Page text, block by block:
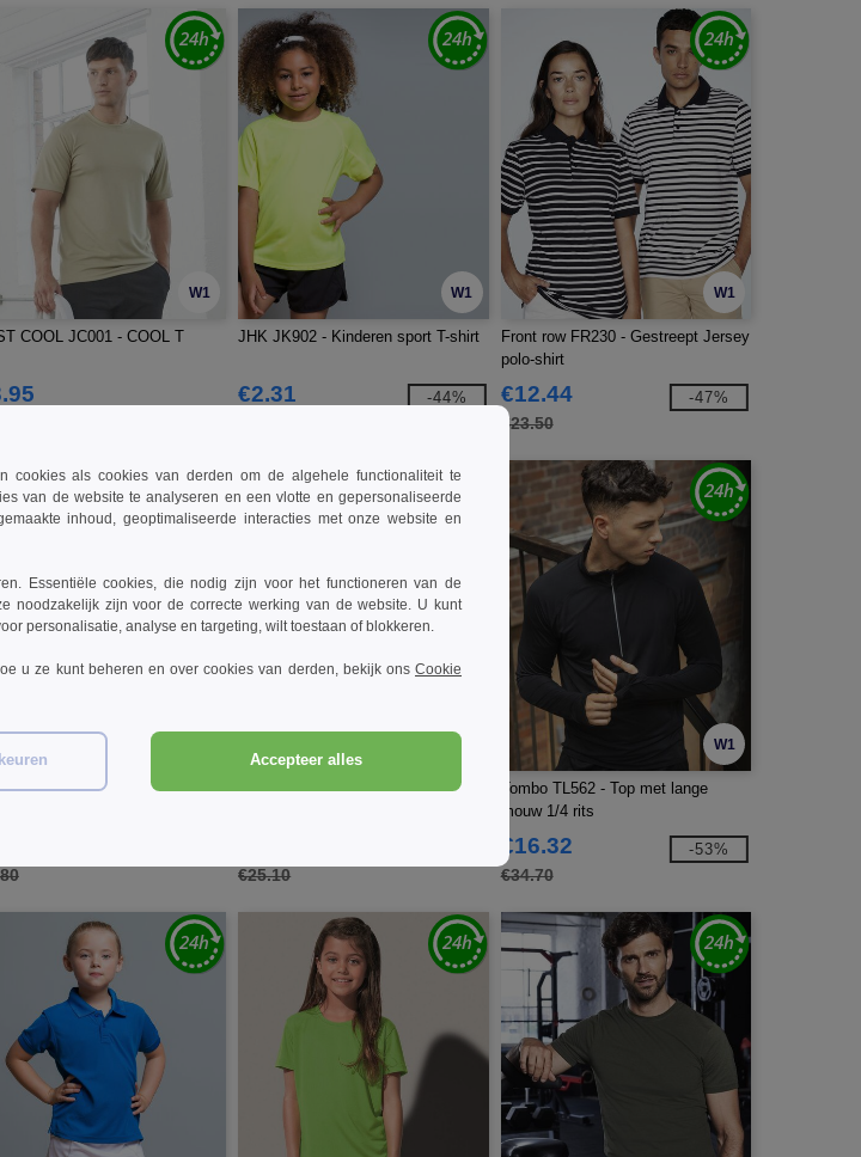
W1
COOL JC001 - COOL T
W1
JHK JK902 - Kinderen sport T-shirt
€2.31 -44%
W1
Front row FR230 - Gestreept Jersey
polo-shirt
€12.44
€23.50
-47%
JK921 - Sportpolo dames
Finden & Hales LV370 -
€25.10
W1
Tombo TL562 - Top met lange
mouw 1/4 rits
€16.32
€34.70
-53%
cookies als cookies van derden om de algehele functionaliteit te
van de website te analyseren en een vlotte en gepersonaliseerde
inhoud, geoptimaliseerde interacties met onze website en
Essentiële cookies, die nodig zijn voor het functioneren van de
noodzakelijk zijn voor de correcte werking van de website. U kunt
personalisatie, analyse en targeting, wilt toestaan of blokkeren.
u ze kunt beheren en over cookies van derden, bekijk ons Cookie
Accepteer alles